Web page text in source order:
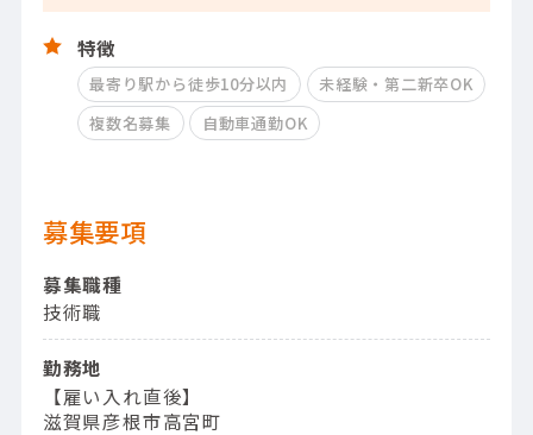
特徴
最寄り駅から徒歩10分以内
未経験・第二新卒OK
複数名募集
自動車通勤OK
募集要項
募集職種
技術職
勤務地
【雇い入れ直後】
滋賀県彦根市高宮町